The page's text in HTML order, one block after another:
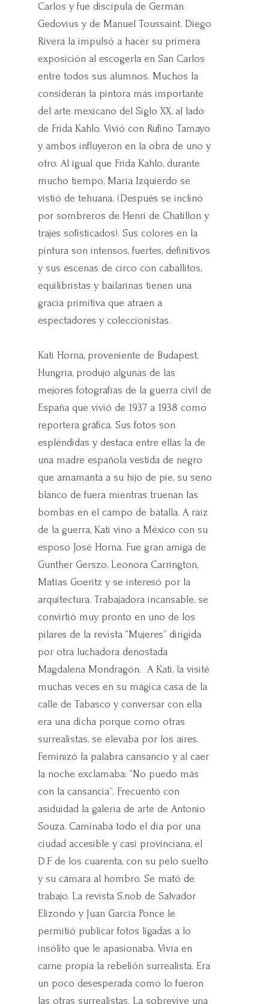
Carlos y fue discípula de Germán
Gedovius y de Manuel Toussaint. Diego
Rivera la impulsó a hacer su primera
exposición al escogerla en San Carlos
entre todos sus alumnos. Muchos la
consideran la pintora más importante
del arte mexicano del Siglo XX, al lado
de Frida Kahlo. Vivió con Rufino Tamayo
y ambos influyeron en la obra de uno y
otro. Al igual que Frida Kahlo, durante
mucho tiempo, María Izquierdo se
vistió de tehuana. (Después se inclinó
por sombreros de Henri de Chatillon y
trajes sofisticados). Sus colores en la
pintura son intensos, fuertes, definitivos
y sus escenas de circo con caballitos,
equilibristas y bailarinas tienen una
gracia primitiva que atraen a
espectadores y coleccionistas.
Kati Horna, proveniente de Budapest,
Hungría, produjo algunas de las
mejores fotografías de la guerra civil de
España que vivió de 1937 a 1938 como
reportera gráfica. Sus fotos son
espléndidas y destaca entre ellas la de
una madre española vestida de negro
que amamanta a su hijo de pie, su seno
blanco de fuera mientras truenan las
bombas en el campo de batalla. A raíz
de la guerra, Kati vino a México con su
esposo José Horna. Fue gran amiga de
Gunther Gerszo, Leonora Carrington,
Matías Goeritz y se interesó por la
arquitectura. Trabajadora incansable, se
convirtió muy pronto en uno de los
pilares de la revista “Mujeres” dirigida
por otra luchadora denostada
Magdalena Mondragón. A Kati, la visité
muchas veces en su mágica casa de la
calle de Tabasco y conversar con ella
era una dicha porque como otras
surrealistas, se elevaba por los aires.
Feminizó la palabra cansancio y al caer
la noche exclamaba: “No puedo más
con la cansancia”. Frecuentó con
asiduidad la galería de arte de Antonio
Souza. Caminaba todo el día por una
ciudad accesible y casi provinciana, el
D.F de los cuarenta, con su pelo suelto
y su cámara al hombro. Se mató de
trabajo. La revista S.nob de Salvador
Elizondo y Juan García Ponce le
permitió publicar fotos ligadas a lo
insólito que le apasionaba. Vivía en
carne propia la rebelión surrealista. Era
un poco desesperada como lo fueron
las otras surrealistas. La sobrevive una